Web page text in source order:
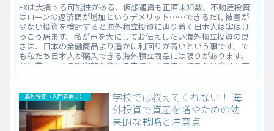
FXは大損する可能性がある、仮想通貨も正直未知数、不動産投資
はローンの返済額が増加というデメリット……できるだけ被害が
少ない投資を検討すると海外積立投資に辿り着く日本人は実はけ
っこう居ます。私が声を大にしてお伝えしたい海外積立投資の良
さは、日本の金融商品より遥かに利回りが高いという事です。で
も私たち日本人が購入できる海外積立商品には限りがあります。
とは言え、その限定的な商品の中でもおすすめできない商品も存
積立商品の総まとめを作りました。ぜひ参考にしてみて下さい。
海外投資（入門者向け）
学校では教えてくれない！ 海
外投資で資産を増やための効
果的な戦略と注意点